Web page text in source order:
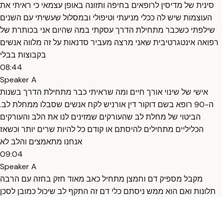
סינית של מדיסין לרופאים בחיפה ותזונה באופן עצמאי כי ראיתי את
העוצמות שיש לה ככלי מניעתי וטיפולי ובמסלול שעשיתי עם השנים
שילפתי כשכבר מתחילת הדרך עסקתי במה שהיום אני בכותרת של
רפואה אינטגרטיבית שאני מרצה מעביר סדנאות על זה מלווה אנשים
בקבוצות בבלי
08:44
Speaker A
אישי של שינוי אורך חיים ומה שראיתי כבר מתחילת הדרך בשנות
ה-90 רופא בשם דוקור דין אורניש לקח אנשים שסבלו ממחלת לב.
הביטוי של מחלת לב שהעורקים שמזינים לנו את הלב והעורקים
הכליליים מתחילים להיסתם או קודם כל להיות שרים יותר וכשאז
אנחנו מתאמצים והלב לא
09:04
Speaker A
מקבל מספיק דם וחמצן מתחיל כאב מאוד חזק בחזה עם הרבה
תלונות ואם הוא ממש ניסתם כלי דם זה התקף לב שיכול כמובן לסכן